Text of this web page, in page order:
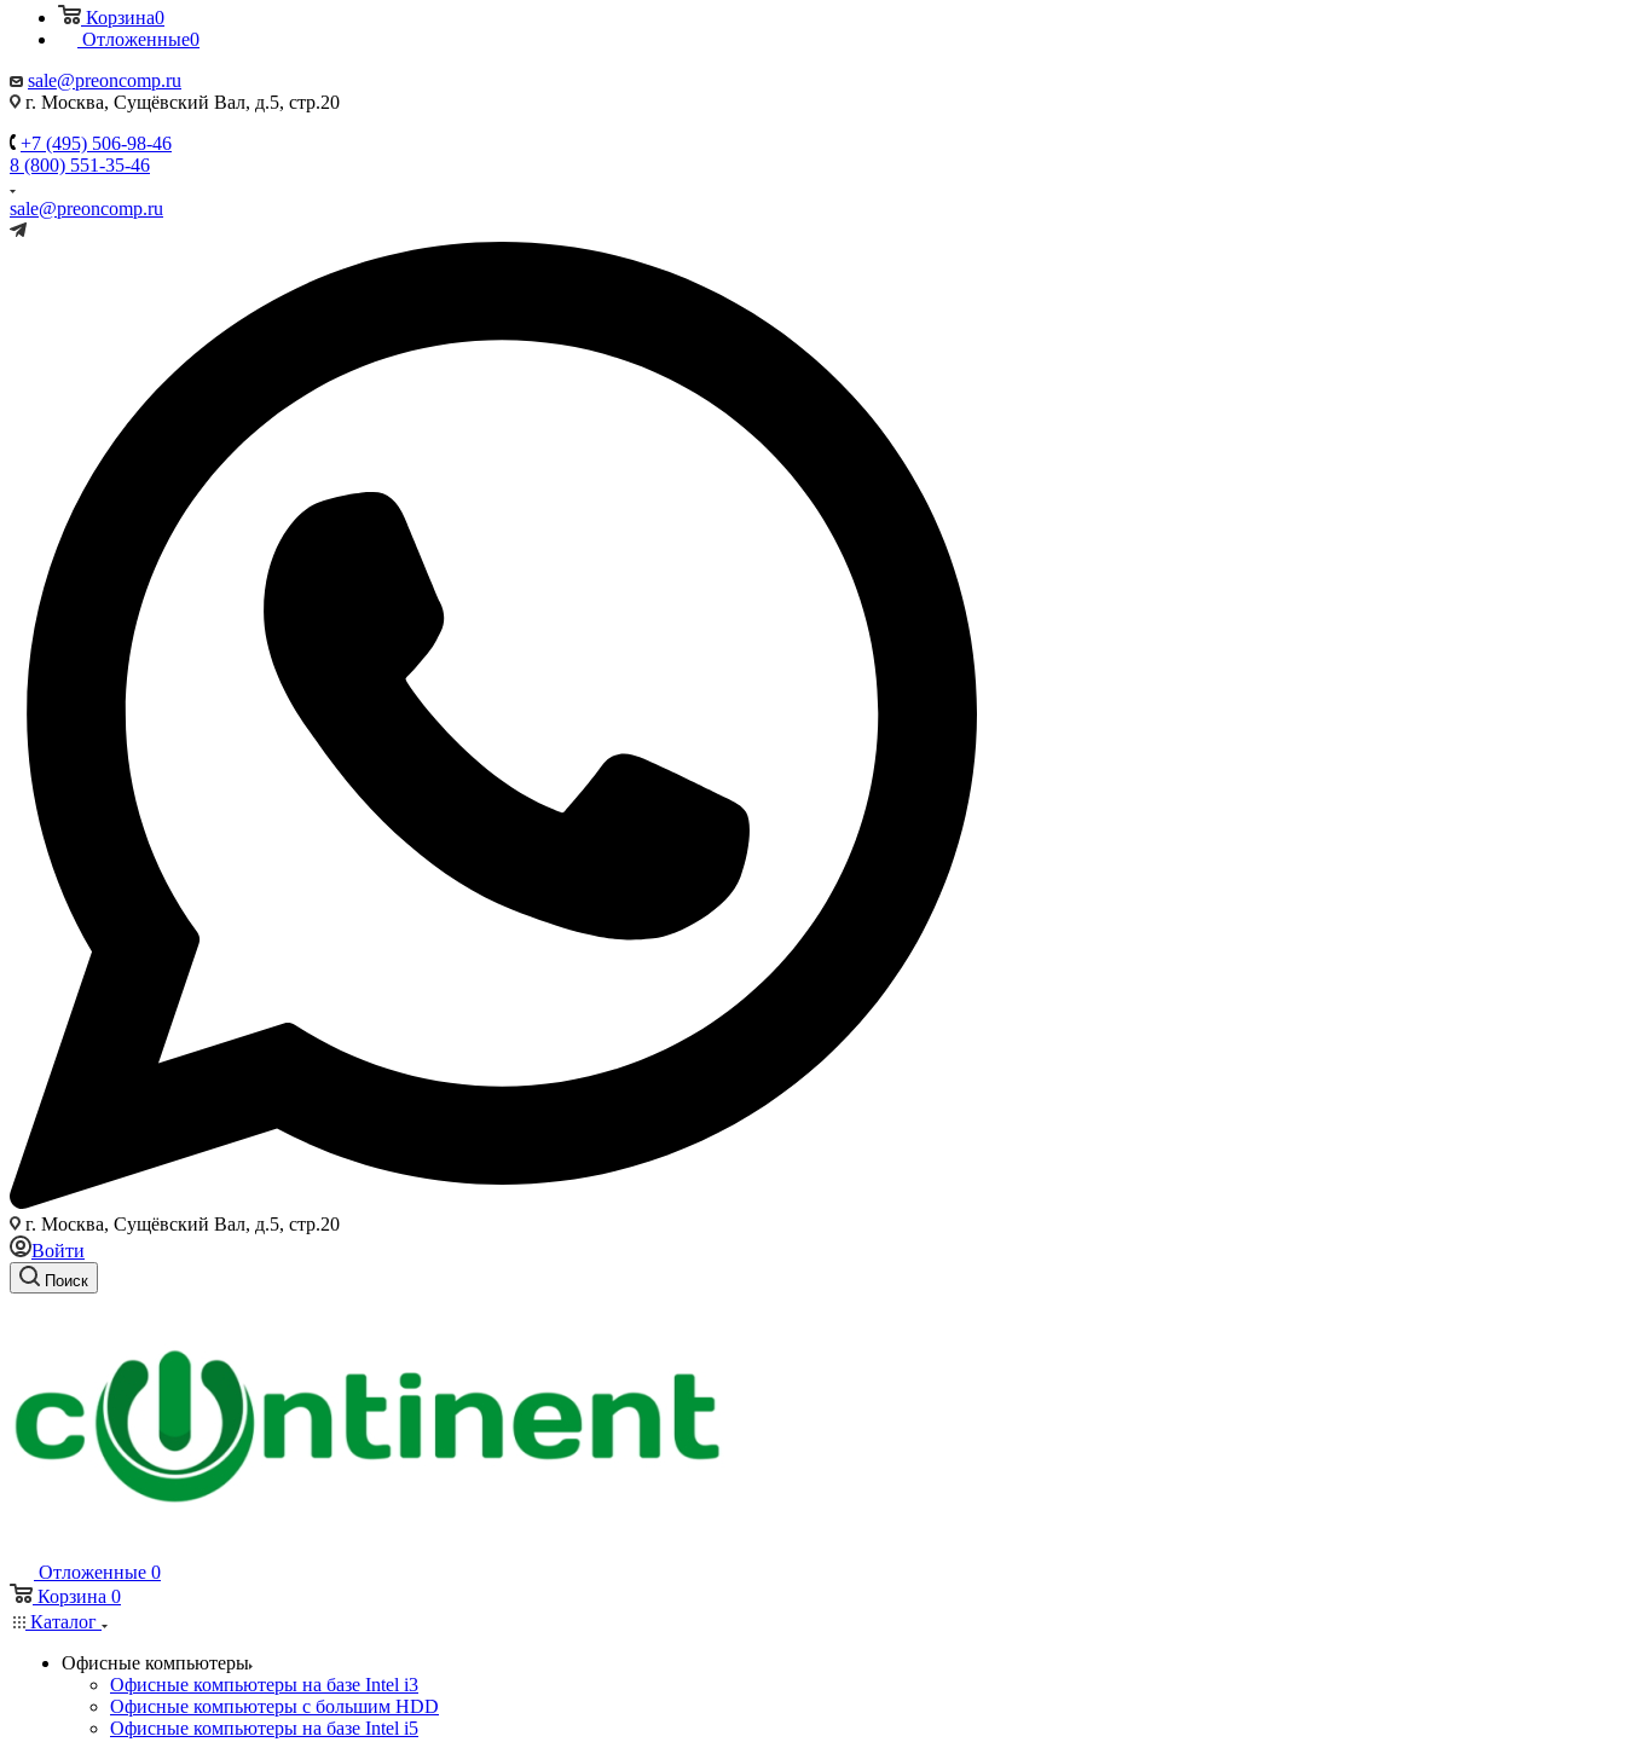
Корзина0
Отложенные0
sale@preoncomp.ru
г. Москва, Сущёвский Вал, д.5, стр.20
+7 (495) 506-98-46
8 (800) 551-35-46
sale@preoncomp.ru
г. Москва, Сущёвский Вал, д.5, стр.20
Войти
Поиск
Отложенные 0
Корзина 0
Каталог
Офисные компьютеры
Офисные компьютеры на базе Intel i3
Офисные компьютеры с большим HDD
Офисные компьютеры на базе Intel i5